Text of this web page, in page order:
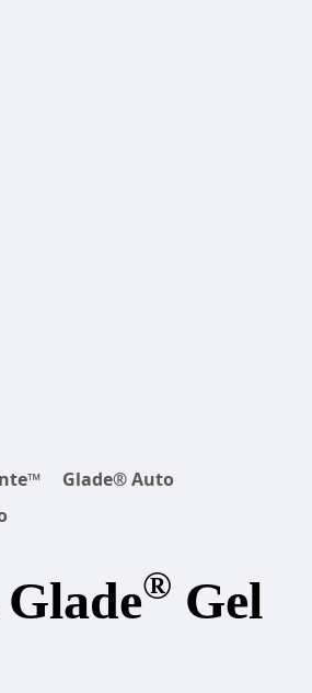
Glade® Auto
® Gel